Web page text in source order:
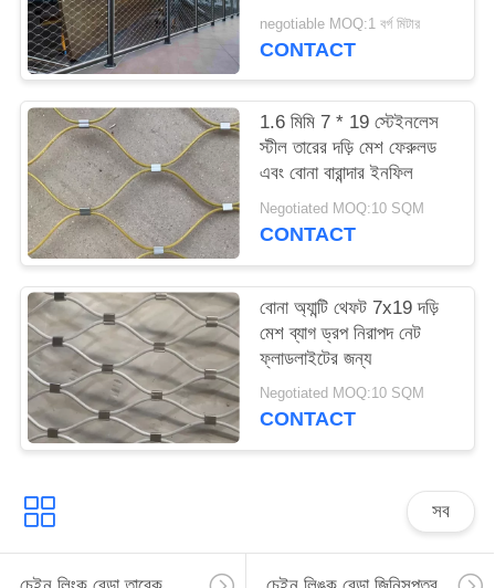
negotiable MOQ:1 বর্গ মিটার
CONTACT
1.6 মিমি 7 * 19 স্টেইনলেস
স্টীল তারের দড়ি মেশ ফেরুলড
এবং বোনা বারান্দার ইনফিল
Negotiated MOQ:10 SQM
CONTACT
বোনা অ্যান্টি থেফট 7x19 দড়ি
মেশ ব্যাগ ড্রপ নিরাপদ নেট
ফ্লাডলাইটের জন্য
Negotiated MOQ:10 SQM
CONTACT
সব